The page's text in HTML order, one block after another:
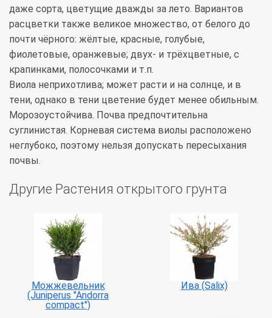
даже сорта, цветущие дважды за лето. Вариантов
расцветки также великое множество, от белого до
почти чёрного: жёлтые, красные, голубые,
фиолетовые, оранжевые; двух- и трёхцветные, с
крапинками, полосочками и т.п.
Виола неприхотлива; может расти и на солнце, и в
тени, однако в тени цветение будет менее обильным.
Морозоустойчива. Почва предпочтительна
суглинистая. Корневая система виолы расположено
неглубоко, поэтому нельзя допускать пересыхания
почвы.
Другие Растения открытого грунта
Можжевельник
(Juniperus "Andorra
compact")
Ива (Salix)